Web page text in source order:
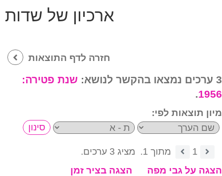
ארכיון של שדות
חזרה לדף התוצאות
3 ערכים נמצאו בהקשר לנושא:
שנת פטירה:
1956
.
מיון תוצאות לפי:
1 מתוך 1.
מציג 3 ערכים.
הצגה על גבי מפה
הצגה בציר זמן